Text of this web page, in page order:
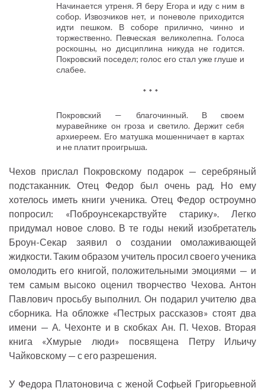
Начинается утреня. Я беру Егора и иду с ним в
собор. Извозчиков нет, и поневоле приходится
идти пешком. В соборе прилично, чинно и
торжественно. Певческая великолепна. Голоса
роскошны, но дисциплина никуда не годится.
Покровский поседел; голос его стал уже глуше и
слабее.
* * *
Покровский — благочинный. В своем
муравейнике он гроза и светило. Держит себя
архиереем. Его матушка мошенничает в картах
и не платит проигрыша.
Чехов прислал Покровскому подарок — серебряный
подстаканник. Отец Федор был очень рад. Но ему
хотелось иметь книги ученика. Отец Федор остроумно
попросил: «Поброунсекарствуйте старику». Легко
придумал новое слово. В те годы некий изобретатель
Броун-Секар заявил о создании омолаживающей
жидкости. Таким образом учитель просил своего ученика
омолодить его книгой, положительными эмоциями — и
тем самым высоко оценил творчество Чехова. Антон
Павлович просьбу выполнил. Он подарил учителю два
сборника. На обложке «Пестрых рассказов» стоят два
имени — А. Чехонте и в скобках Ан. П. Чехов. Вторая
книга «Хмурые люди» посвящена Петру Ильичу
Чайковскому — с его разрешения.
У Федора Платоновича с женой Софьей Григорьевной